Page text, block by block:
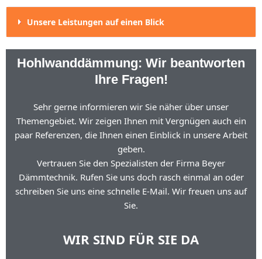
Unsere Leistungen auf einen Blick
Hohlwanddämmung: Wir beantworten
Ihre Fragen!
Sehr gerne informieren wir Sie näher über unser
Themengebiet. Wir zeigen Ihnen mit Vergnügen auch ein
paar Referenzen, die Ihnen einen Einblick in unsere Arbeit
geben.
Vertrauen Sie den Spezialisten der Firma Beyer
Dämmtechnik. Rufen Sie uns doch rasch einmal an oder
schreiben Sie uns eine schnelle E-Mail. Wir freuen uns auf
Sie.
WIR SIND FÜR SIE DA